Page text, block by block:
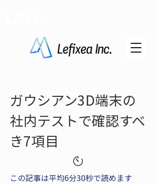
ガウシアン3D端末の
社内テストで確認すべ
き7項目
この記事は平均6分30秒で読めます